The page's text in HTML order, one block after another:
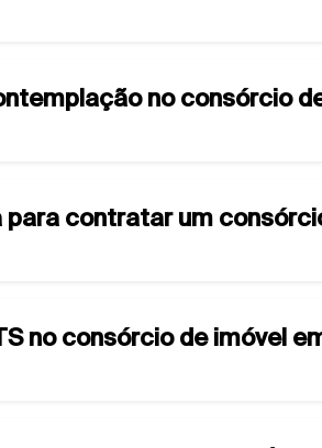
no consórcio
contratar um
no consórcio de imóvel